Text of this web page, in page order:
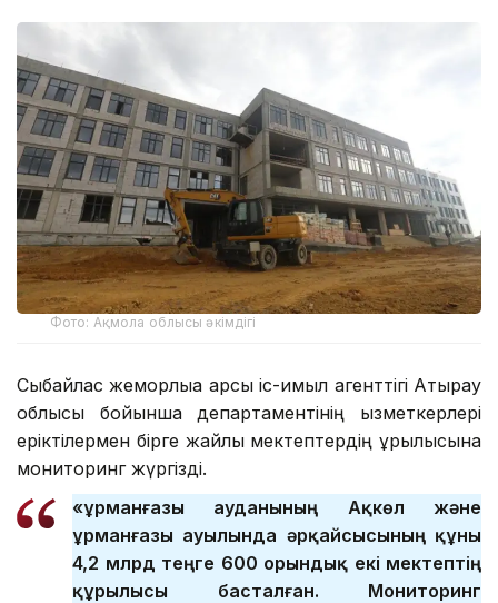
Фото: Ақмола облысы әкімдігі
Сыбайлас жемқорлыққа қарсы іс-қимыл агенттігі Атырау
облысы бойынша департаментінің қызметкерлері
еріктілермен бірге жайлы мектептердің құрылысына
мониторинг жүргізді.
«Құрманғазы ауданының Ақкөл және
Құрманғазы ауылында әрқайсысының құны
4,2 млрд теңге 600 орындық екі мектептің
құрылысы басталған. Мониторинг